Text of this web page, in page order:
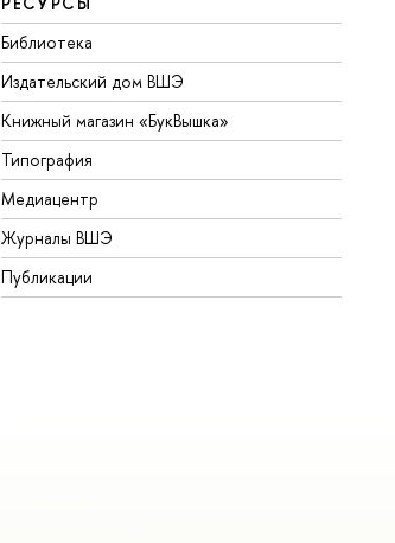
Библиотека
Издательский дом ВШЭ
Книжный магазин «БукВышка»
Типография
Медиацентр
Журналы ВШЭ
Публикации